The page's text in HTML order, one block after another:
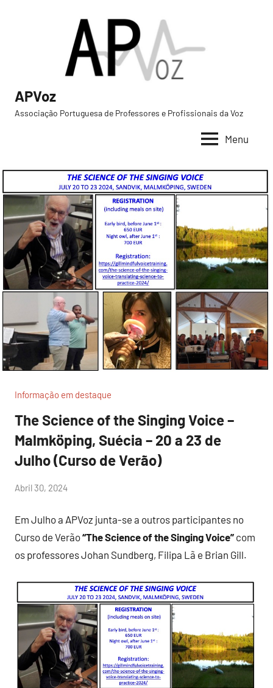
APVoz
Associação Portuguesa de Professores e Profissionais da Voz
Menu
Informação em destaque
The Science of the Singing Voice –
Malmköping, Suécia – 20 a 23 de
Julho (Curso de Verão)
por
Abril 30, 2024
Em Julho a APVoz junta-se a outros participantes no
Curso de Verão“The Science of the Singing Voice” com
os professores Johan Sundberg, Filipa Lã e Brian Gill.